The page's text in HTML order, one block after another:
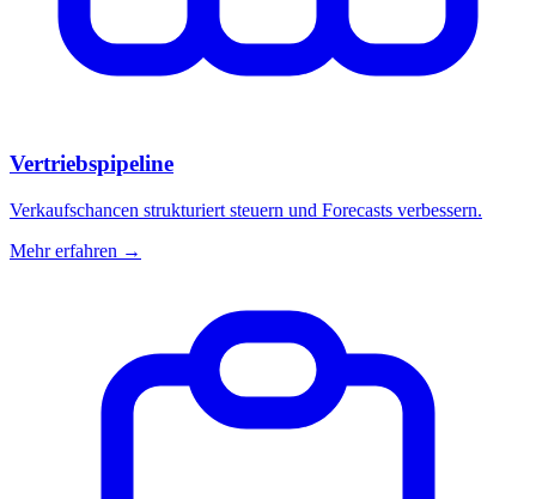
Vertriebspipeline
Verkaufschancen strukturiert steuern und Forecasts verbessern.
Mehr erfahren →